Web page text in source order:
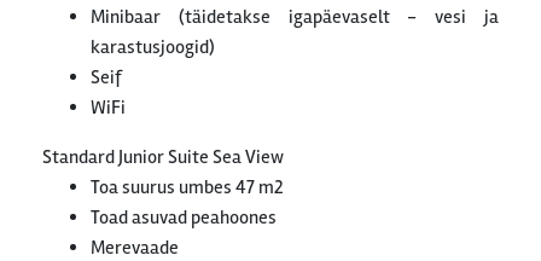
Minibaar (täidetakse igapäevaselt - vesi ja
karastusjoogid)
Seif
WiFi
Standard Junior Suite Sea View
Toa suurus umbes 47 m2
Toad asuvad peahoones
Merevaade